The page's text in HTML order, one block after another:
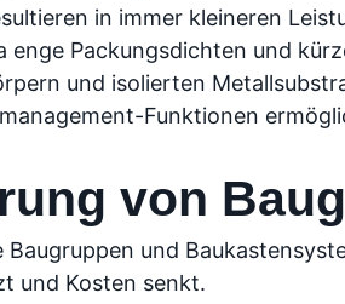
in immer kleineren
Packungsdichten und
und isolierten
Funktionen
von
und
und Kosten senkt.